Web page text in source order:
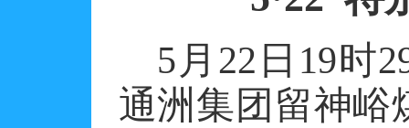
5 月 22 日 19时
通洲集团留神峪